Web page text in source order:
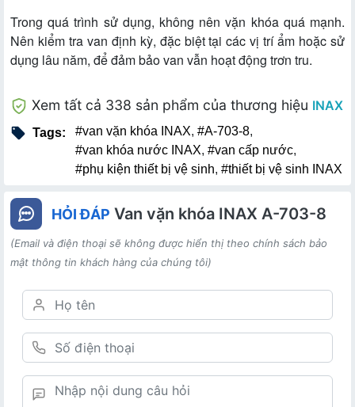
Trong quá trình sử dụng, không nên vặn khóa quá mạnh.
Nên kiểm tra van định kỳ, đặc biệt tại các vị trí ẩm hoặc sử
dụng lâu năm, để đảm bảo van vẫn hoạt động trơn tru.
Xem tất cả 338 sản phẩm của thương hiệu INAX
Tags: #van vặn khóa INAX, #A-703-8,
#van khóa nước INAX, #van cấp nước,
#phụ kiện thiết bị vệ sinh, #thiết bị vệ sinh INAX
HỎI ĐÁP Van vặn khóa INAX A-703-8
(Email và điện thoại sẽ không được hiển thị theo chính sách bảo
mật thông tin khách hàng của chúng tôi)